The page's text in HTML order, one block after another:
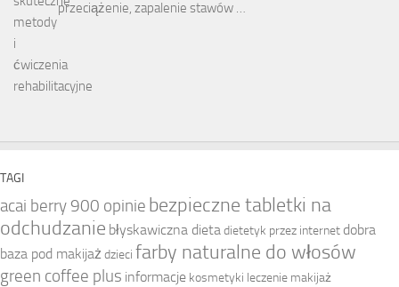
przeciążenie, zapalenie stawów …
TAGI
acai berry 900 opinie bezpieczne tabletki na
odchudzanie błyskawiczna dieta dietetyk przez internet dobra
baza pod makijaż dzieci farby naturalne do włosów
green coffee plus informacje kosmetyki leczenie makijaż